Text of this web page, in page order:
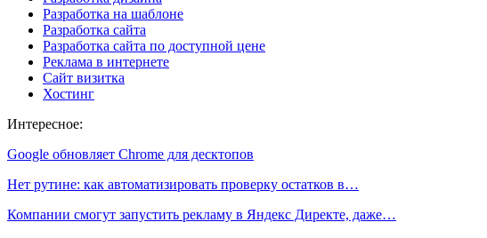
Разработка на шаблоне
Разработка сайта
Разработка сайта по доступной цене
Реклама в интернете
Сайт визитка
Хостинг
Интересное:
Google обновляет Chrome для десктопов
Нет рутине: как автоматизировать проверку остатков в…
Компании смогут запустить рекламу в Яндекс Директе, даже…